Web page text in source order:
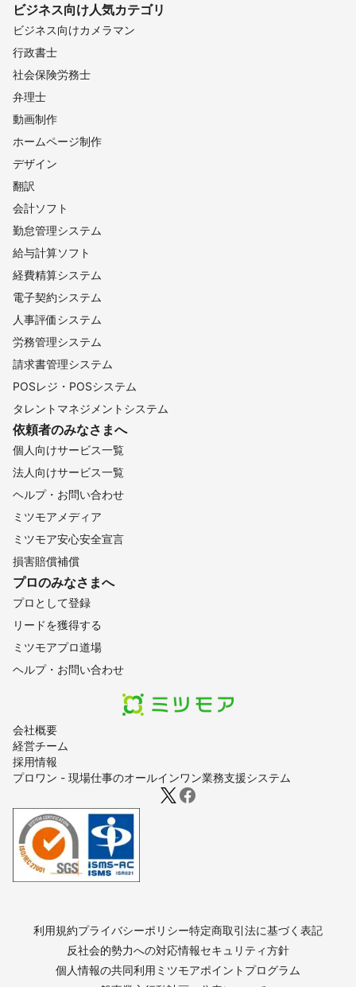
会社概要
経営チーム
採用情報
プロワン - 現場仕事のオールインワン業務支援システム
ビジネス向け人気カテゴリ
ビジネス向けカメラマン
行政書士
社会保険労務士
弁理士
動画制作
ホームページ制作
デザイン
翻訳
会計ソフト
勤怠管理システム
給与計算ソフト
経費精算システム
電子契約システム
人事評価システム
労務管理システム
請求書管理システム
POSレジ・POSシステム
タレントマネジメントシステム
依頼者のみなさまへ
個人向けサービス一覧
法人向けサービス一覧
ヘルプ・お問い合わせ
ミツモアメディア
ミツモア安心安全宣言
損害賠償補償
プロのみなさまへ
プロとして登録
リードを獲得する
ミツモアプロ道場
ヘルプ・お問い合わせ
利用規約プライバシーポリシー特定商取引法に基づく表記
反社会的勢力への対応情報セキュリティ方針
個人情報の共同利用 ミツモアポイントプログラム